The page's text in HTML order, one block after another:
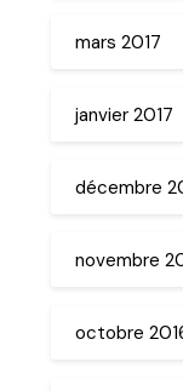
mars 2017
janvier 2017
décembre
novembre
octobre